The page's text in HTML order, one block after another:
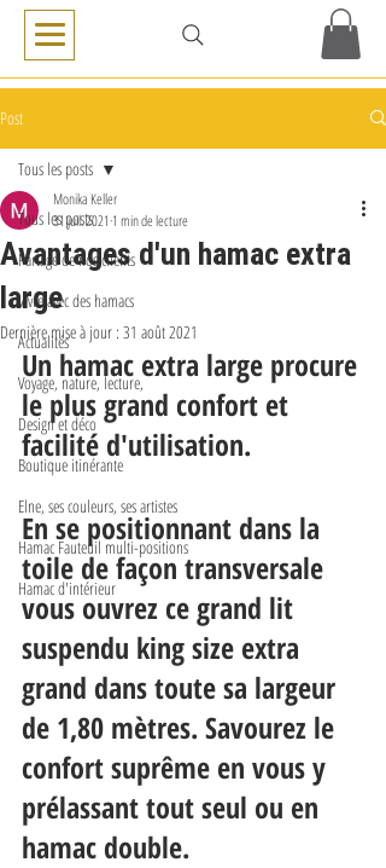
Post
Tous les posts
Partage de nos clients
Vivre avec des hamacs
Actualités
Voyage, nature, lecture,
Design et déco
Boutique itinérante
Elne, ses couleurs, ses artistes
Hamac Fauteuil multi-positions
Hamac d'intérieur
Tous les posts
Avantages d'un hamac extra
large
Monika Keller
31 juil. 2021 1 min de lecture
Dernière mise à jour : 31 août 2021
Un hamac extra large procure
le plus grand confort et
facilité d'utilisation.
En se positionnant dans la
toile de façon transversale
vous ouvrez ce grand lit
suspendu king size extra
grand dans toute sa largeur
de 1,80 mètres. Savourez le
confort suprême en vous y
prélassant tout seul ou en
hamac double.